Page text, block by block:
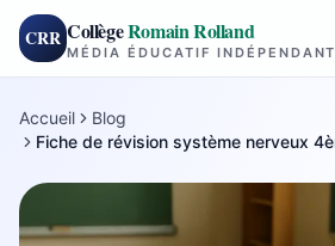
CRR CollègeRomain Rolland
MÉDIA ÉDUCATIF INDÉPENDANT
Accueil
Blog